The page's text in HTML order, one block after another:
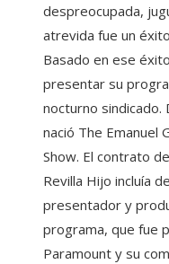
despreocupada,
atrevida fue un
Basado en ese
presentar su
nocturno sindicado.
nació The Emanuel
Show. El contrato
Revilla Hijo incluía
presentador y
programa, que fue
Paramount y su